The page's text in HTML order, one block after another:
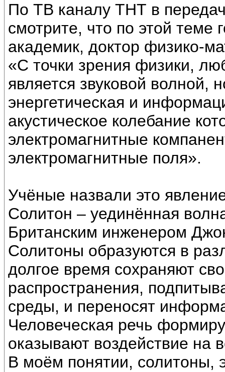
По ТВ каналу ТНТ в
смотрите, что по этой теме
академик, доктор физико-
«С точки зрения физики,
является звуковой волной,
энергетическая и
акустическое колебание
электромагнитные
электромагнитные поля».
Учёные назвали это
Солитон – уединённая
Британским инженером
Солитоны образуются в
долгое время сохраняют
распространения,
среды, и переносят
Человеческая речь
оказывают воздействие на
В моём понятии, солитоны,